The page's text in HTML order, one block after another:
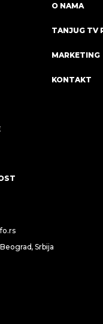
O NAMA
TANJUG TV
MARKETING
KONTAKT
Srbija